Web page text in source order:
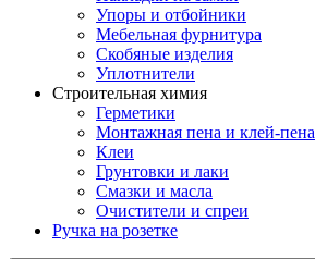
Упоры и отбойники
Мебельная фурнитура
Скобяные изделия
Уплотнители
Строительная химия
Герметики
Монтажная пена и клей-пена
Клеи
Грунтовки и лаки
Смазки и масла
Очистители и спреи
Ручка на розетке